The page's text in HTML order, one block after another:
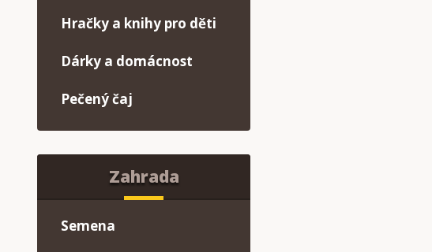
Hračky a knihy pro děti
Dárky a domácnost
Pečený čaj
Zahrada
Semena